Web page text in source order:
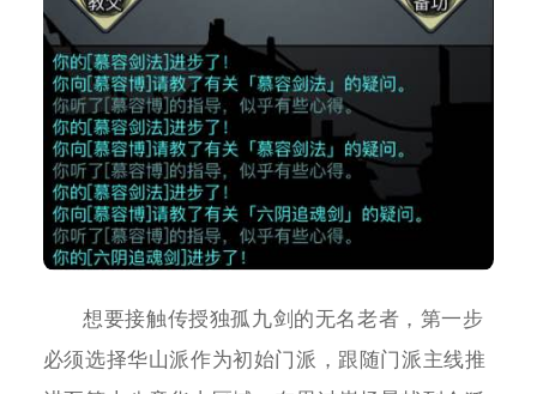
想要接触传授独孤九剑的无名老者，第一步
必须选择华山派作为初始门派，跟随门派主线推